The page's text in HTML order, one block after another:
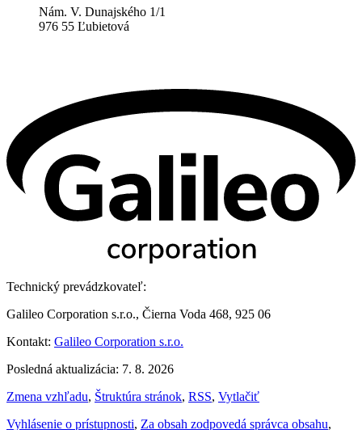
Nám. V. Dunajského 1/1
976 55 Ľubietová
Technický prevádzkovateľ:
Galileo Corporation s.r.o., Čierna Voda 468, 925 06
Kontakt: Galileo Corporation s.r.o.
Posledná aktualizácia: 7. 8. 2026
Zmena vzhľadu, Štruktúra stránok, RSS, Vytlačiť
Vyhlásenie o prístupnosti, Za obsah zodpovedá správca obsahu,